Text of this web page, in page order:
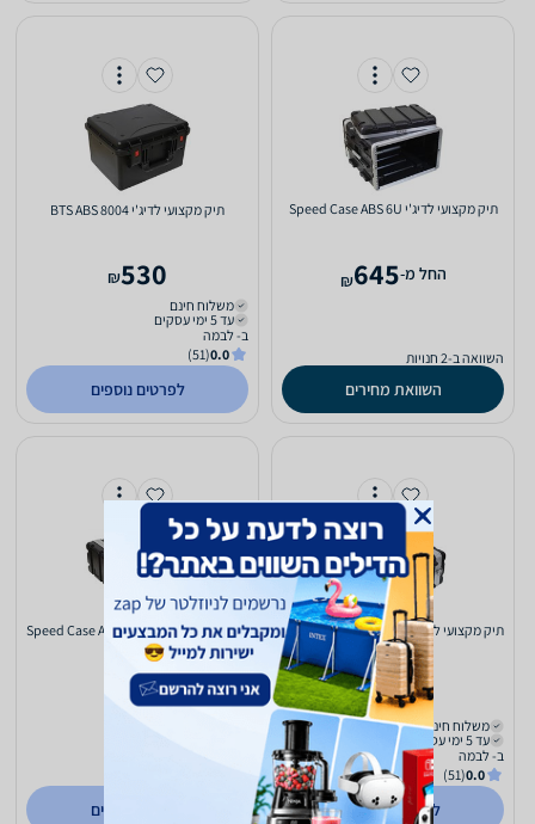
‏תיק מקצועי לדיג'י Speed Case ABS 6U
‫החל מ-645
₪
השוואה ב-2 חנויות
השוואת מחירים
‏תיק מקצועי לדיג'י BTS ABS 8004
530
₪
משלוח חינם
עד 5 ימי עסקים
ב- לבמה
0.0
(51)
לפרטים נוספים
‏תיק מקצועי לדיג'י Speed Case ABS-3UM
555
₪
משלוח חינם
עד 5 ימי עסקים
ב- לבמה
0.0
(51)
לפרטים נוספים
‏תיק מקצועי לדיג'י Speed Case ABS-4UM
555
לפרטים נוספים